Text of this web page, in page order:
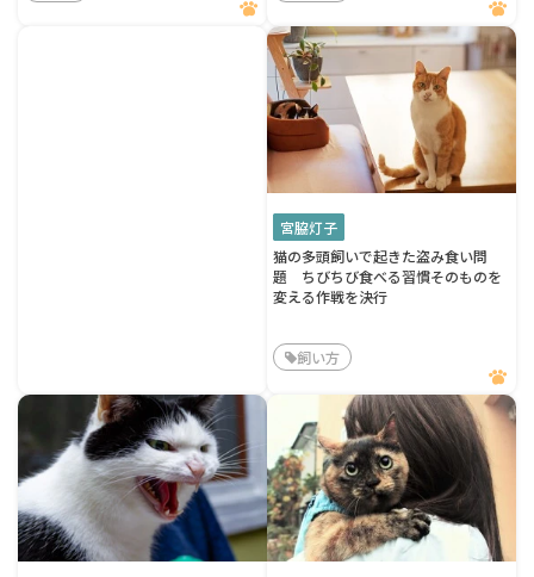
宮脇灯子
猫の多頭飼いで起きた盗み食い問
題 ちびちび食べる習慣そのものを
変える作戦を決行
飼い方